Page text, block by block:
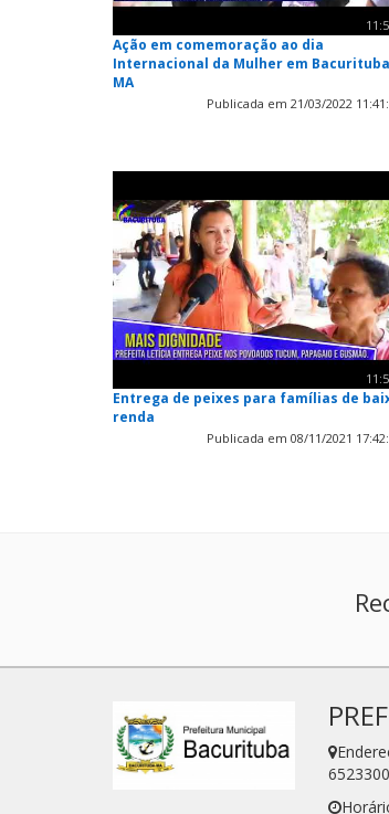
Ação em comemoração ao dia
Internacional da Mulher em
MA
Publicada em 21/03/2022
Entrega de peixes para famílias de
renda
Publicada em 08/11/2021